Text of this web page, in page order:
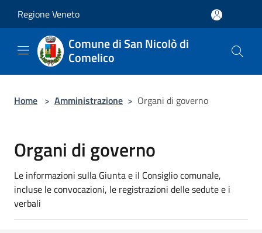
Regione Veneto
Comune di San Nicolò di
Comelico
Home > Amministrazione > Organi di governo
Organi di governo
Le informazioni sulla Giunta e il Consiglio comunale,
incluse le convocazioni, le registrazioni delle sedute e i
verbali